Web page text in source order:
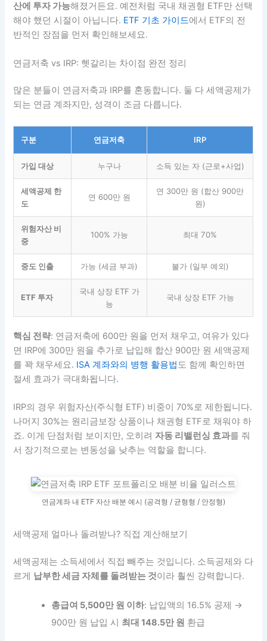
산에 투자 가능해졌거든요. 예전처럼 국내 채권형 ETF만 선택
해야 했던 시절이 아닙니다. ETF 기초 가이드에서 ETF의 전
반적인 장점을 먼저 확인해보세요.
연금저축 vs IRP: 헷갈리는 차이점 완전 정리
많은 분들이 연금저축과 IRP를 혼동합니다. 둘 다 세액공제가
되는 연금 계좌지만, 성격이 조금 다릅니다.
구분 연금저축 IRP
가입 대상 누구나 소득 있는 자 (근로+사업)
세액공제 한
도
연 600만 원
연 300만 원 (합산 900만
원)
위험자산 비
중
100% 가능 최대 70%
중도 인출 가능 (세금 부과) 불가 (일부 예외)
ETF 투자
국내 상장 ETF 가
능
국내 상장 ETF 가능
핵심 전략: 연금저축에 600만 원을 먼저 채우고, 여유가 있다
면 IRP에 300만 원을 추가로 납입해 합산 900만 원 세액공제
를 꽉 채우세요. ISA 계좌와의 병행 활용법도 함께 확인하면
절세 효과가 극대화됩니다.
IRP의 경우 위험자산(주식형 ETF) 비중이 70%로 제한됩니다.
나머지 30%는 원리금보장 상품이나 채권형 ETF로 채워야 하
죠. 이게 단점처럼 보이지만, 오히려 자동 리밸런싱 효과를 줘
서 장기적으로는 변동성을 낮추는 역할을 합니다.
연금계좌 내 ETF 자산 배분 예시 (공격형 / 균형형 / 안정형)
세액공제 얼마나 돌려받나? 직접 계산해보기
세액공제는 소득세에서 직접 빼주는 것입니다. 소득공제와 다
르게 납부한 세금 자체를 돌려받는 것이라 훨씬 강력합니다.
총급여 5,500만 원 이하: 납입액의 16.5% 공제 →
900만 원 납입 시 최대 148.5만 원 환급